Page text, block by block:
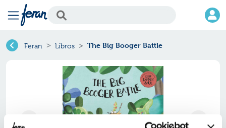
Feran Libros The Big Booger Battle